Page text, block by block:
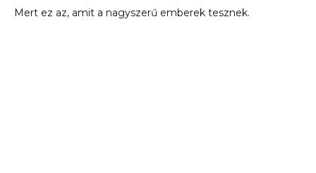
Mert ez az, amit a nagyszerű emberek tesznek.